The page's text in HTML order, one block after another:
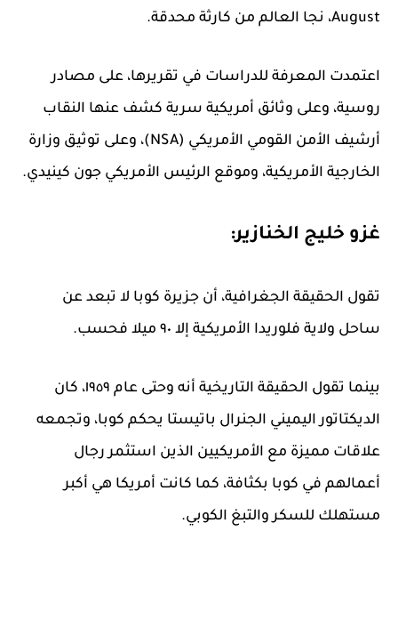
August، نجا العالم من كارثة محدقة.
اعتمدت المعرفة للدراسات في تقريرها، على مصادر
روسية، وعلى وثائق أمريكية سرية كشف عنها النقاب
أرشيف الأمن القومي الأمريكي (NSA)، وعلى توثيق وزارة
الخارجية الأمريكية، وموقع الرئيس الأمريكي جون كينيدي.
غزو خليج الخنازير:
تقول الحقيقة الجغرافية، أن جزيرة كوبا لا تبعد عن
ساحل ولاية فلوريدا الأمريكية إلا ٩٠ ميلا فحسب.
بينما تقول الحقيقة التاريخية أنه وحتى عام ١٩٥٩، كان
الديكتاتور اليميني الجنرال باتيستا يحكم كوبا، وتجمعه
علاقات مميزة مع الأمريكيين الذين استثمر رجال
أعمالهم في كوبا بكثافة، كما كانت أمريكا هي أكبر
مستهلك للسكر والتبغ الكوبي.